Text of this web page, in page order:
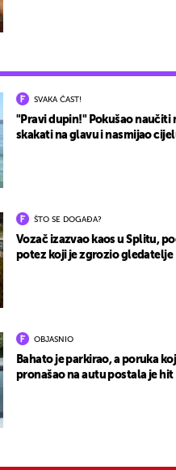
SVAKA ČAST!
"Pravi dupin!" Pokušao naučiti
skakati na glavu i nasmijao
ŠTO SE DOGAĐA?
Vozač izazvao kaos u Splitu,
potez koji je zgrozio gledatelje
OBJASNIO
Bahato je parkirao, a poruka
pronašao na autu postala je hit